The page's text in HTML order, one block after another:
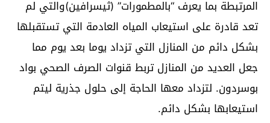
المرتبطة بما يعرف “بالمطمورات” (ثيسرافين)والتي لم
تعد قادرة على استيعاب المياه العادمة التي تستقبلها
بشكل دائم من المنازل التي تزداد يوما بعد يوم مما
جعل العديد من المنازل تربط قنوات الصرف الصحي بواد
بوسردون. لتزداد معها الحاجة إلى حلول جذرية ليتم
استيعابها بشكل دائم.